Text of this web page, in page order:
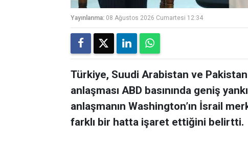
Yayınlanma: 08 Ağustos 2026 Cumartesi 12:34
Türkiye, Suudi Arabistan ve
anlaşması ABD basınında geniş
anlaşmanın Washington’ın İsrail
farklı bir hatta işaret ettiğini belirtti.